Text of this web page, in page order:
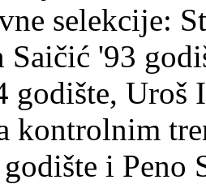
selekcije:
Saičić '93
godište,
kontrolnim
i Peno